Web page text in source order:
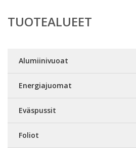
TUOTEALUEET
Alumiinivuoat
Energiajuomat
Eväspussit
Foliot